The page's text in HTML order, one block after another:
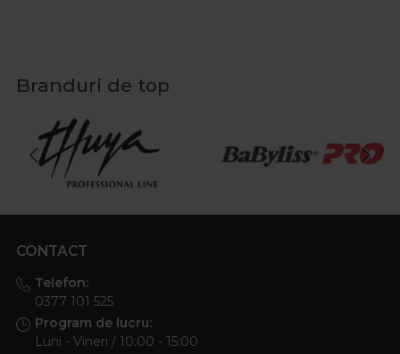
Branduri de top
CONTACT
Telefon:
0377 101 525
Program de lucru:
Luni - Vineri / 10:00 - 15:00